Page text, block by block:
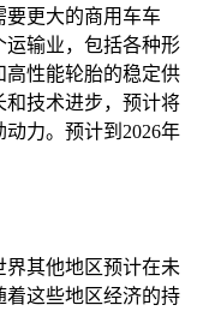
要更大的商用车车
运输业，包括各种形
高性能轮胎的稳定供
和技术进步，预计将
力。预计到2026年
其他地区预计在未
着这些地区经济的持